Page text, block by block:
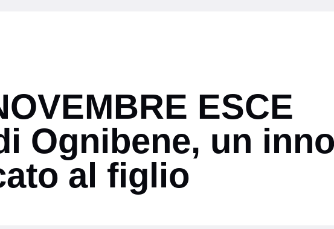
ESCE
Ognibene, un inno
al figlio